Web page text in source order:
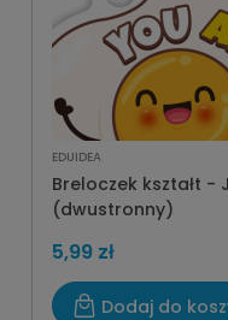
EDUIDEA
Breloczek kształt -
(dwustronny)
5,99 zł
Dodaj do